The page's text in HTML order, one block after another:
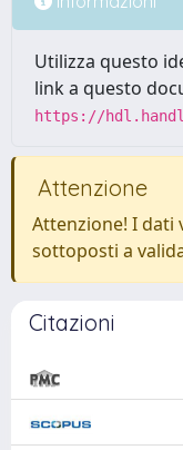
Utilizza questo
link a questo
https://
Attenzione
Attenzione! I dati
sottoposti a
Citazioni